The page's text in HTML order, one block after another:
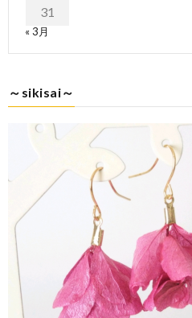
31
« 3月
～sikisai～